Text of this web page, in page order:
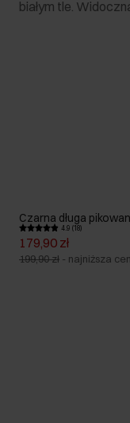
Czarna długa
4.9 (18)
179,90 zł
199,90 zł - najniższa